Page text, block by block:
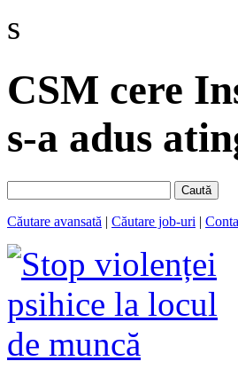
s
CSM cere
s-a adus
Caută
Căutare avansată | Căutare job-uri |